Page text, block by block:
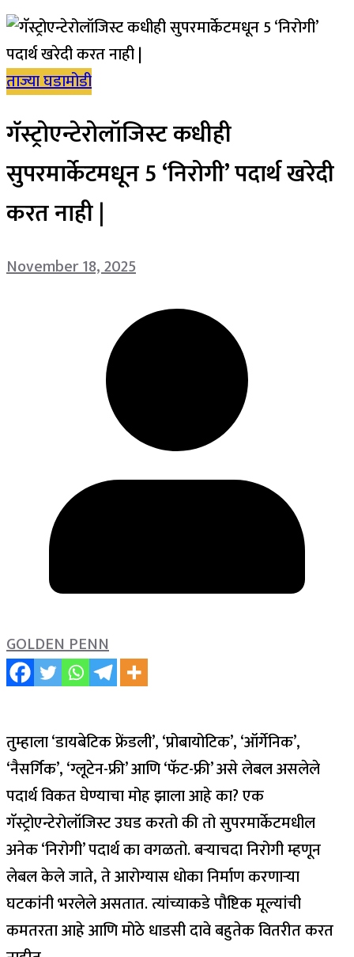
ताज्या घडामोडी
गॅस्ट्रोएन्टेरोलॉजिस्ट कधीही
सुपरमार्केटमधून 5 ‘निरोगी’ पदार्थ खरेदी
करत नाही |
November 18, 2025
GOLDEN PENN
तुम्हाला ‘डायबेटिक फ्रेंडली’, ‘प्रोबायोटिक’, ‘ऑर्गेनिक’,
‘नैसर्गिक’, ‘ग्लूटेन-फ्री’ आणि ‘फॅट-फ्री’ असे लेबल असलेले
पदार्थ विकत घेण्याचा मोह झाला आहे का? एक
गॅस्ट्रोएन्टेरोलॉजिस्ट उघड करतो की तो सुपरमार्केटमधील
अनेक ‘निरोगी’ पदार्थ का वगळतो. बऱ्याचदा निरोगी म्हणून
लेबल केले जाते, ते आरोग्यास धोका निर्माण करणाऱ्या
घटकांनी भरलेले असतात. त्यांच्याकडे पौष्टिक मूल्यांची
कमतरता आहे आणि मोठे धाडसी दावे बहुतेक वितरीत करत